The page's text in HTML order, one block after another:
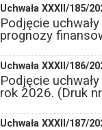
Uchwała XXXII/185/
Podjęcie
prognozy
Uchwała XXXII/186/
Podjęcie
rok 2026. (Druk
Uchwała XXXII/187/